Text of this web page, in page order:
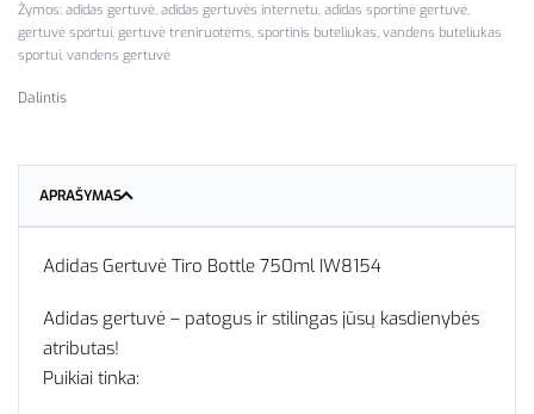
Žymos: adidas gertuvė, adidas gertuvės internetu, adidas sportinė gertuvė,
gertuvė sportui, gertuvė treniruotėms, sportinis buteliukas, vandens buteliukas
sportui, vandens gertuvė
Dalintis
APRAŠYMAS
Adidas Gertuvė Tiro Bottle 750ml IW8154
Adidas gertuvė – patogus ir stilingas jūsų kasdienybės
atributas!
Puikiai tinka: